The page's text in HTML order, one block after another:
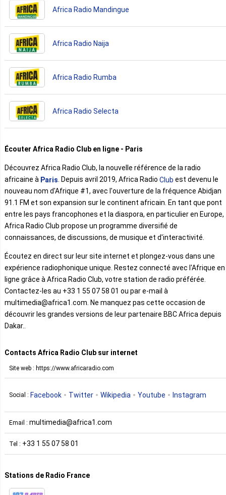
Africa Radio Mandingue
Africa Radio Naija
Africa Radio Rumba
Africa Radio Selecta
Écouter Africa Radio Club en ligne - Paris
Découvrez Africa Radio Club, la nouvelle référence de la radio
africaine à Paris . Depuis avril 2019, Africa Radio Club est devenu le
nouveau nom d'Afrique #1, avec l'ouverture de la fréquence Abidjan
91.1 FM et son expansion sur le continent africain. En tant que pont
entre les pays francophones et la diaspora, en particulier en Europe,
Africa Radio Club propose un programme diversifié de
connaissances, de discussions, de musique et d'interactivité.
Écoutez en direct sur leur site internet et plongez-vous dans une
expérience radiophonique unique. Restez connecté avec l'Afrique en
ligne grâce à Africa Radio Club, votre station de radio préférée.
Contactez-les au +33 1 55 07 58 01 ou par e-mail à
multimedia@africa1.com. Ne manquez pas cette occasion de
découvrir les grandes versions de leur partenaire BBC Africa depuis
Dakar..
Contacts Africa Radio Club sur internet
Site web : https://www.africaradio.com
Social : Facebook Twitter Wikipedia Youtube Instagram
Email : multimedia@africa1.com
Tel : +33 1 55 07 58 01
Stations de Radio France